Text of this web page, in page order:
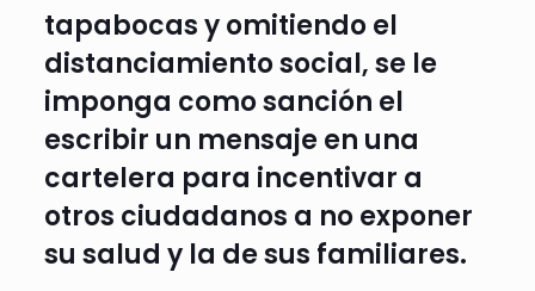
tapabocas y omitiendo el
distanciamiento social, se le
imponga como sanción el
escribir un mensaje en una
cartelera para incentivar a
otros ciudadanos a no exponer
su salud y la de sus familiares.